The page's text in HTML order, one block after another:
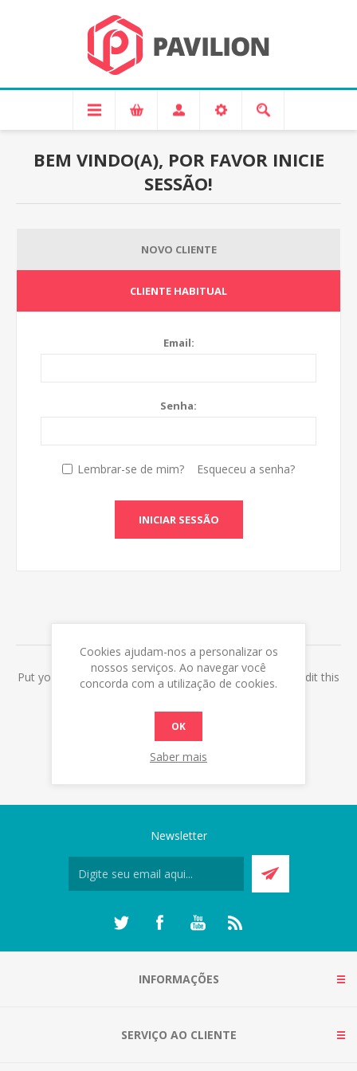
BEM VINDO(A), POR FAVOR INICIE
SESSÃO!
NOVO CLIENTE
CLIENTE HABITUAL
Email:
Senha:
Lembrar-se de mim? Esqueceu a senha?
INICIAR SESSÃO
Put your login / registration information here. You can edit this
Newsletter
INFORMAÇÕES
SERVIÇO AO CLIENTE
Cookies ajudam-nos a personalizar os
nossos serviços. Ao navegar você
concorda com a utilização de cookies.
OK
Saber mais